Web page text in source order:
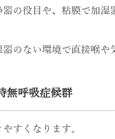
の役目や、粘膜で加湿
のない環境で直接喉
無呼吸症候群
すくなります。